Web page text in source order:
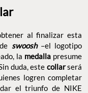
al finalizar esta
swoosh –el logotipo
la medalla presume
duda, este collarserá
logren completar
el triunfo de NIKE